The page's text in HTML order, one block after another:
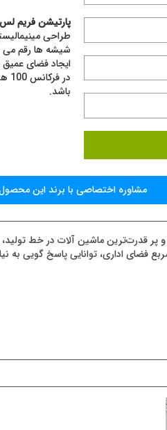
پارتیشن فریم لس
طراحی
شیشه ها رقم می
ایجاد فضای
باشد.
مشاوره اختصاصی با برند اين
پر قدرت‌ترین ماشین آلات در خط